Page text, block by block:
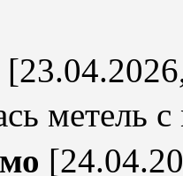
метель